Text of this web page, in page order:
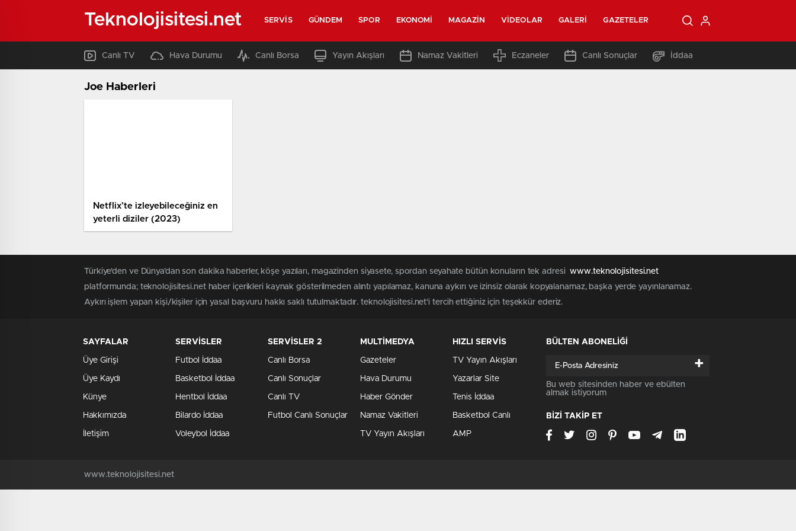
Teknolojisitesi.net SERVIS GÜNDEM SPOR EKONOMI MAGAZIN VIDEOLAR GALERI GAZETELER
Canlı TV Hava Durumu Canlı Borsa Yayın Akışları Namaz Vakitleri Eczaneler Canlı Sonuçlar İddaa
Joe Haberleri
Netflix’te izleyebileceğiniz en
yeterli diziler (2023)
Türkiye'den ve Dünya’dan son dakika haberler, köşe yazıları, magazinden siyasete, spordan seyahate bütün konuların tek adresiwww.teknolojisitesi.net
platformunda; teknolojisitesi.net haber içerikleri kaynak gösterilmeden alıntı yapılamaz, kanuna aykırı ve izinsiz olarak kopyalanamaz, başka yerde yayınlanamaz.
Aykırı işlem yapan kişi/kişiler için yasal başvuru hakkı saklı tutulmaktadır. teknolojisitesi.net'i tercih ettiğiniz için teşekkür ederiz.
SAYFALAR
Üye Girişi
Üye Kaydı
Künye
Hakkımızda
İletişim
SERVİSLER
Futbol İddaa
Basketbol İddaa
Hentbol İddaa
Bilardo İddaa
Voleybol İddaa
SERVİSLER 2
Canlı Borsa
Canlı Sonuçlar
Canlı TV
Futbol Canlı Sonuçlar
MULTİMEDYA
Gazeteler
Hava Durumu
Haber Gönder
Namaz Vakitleri
TV Yayın Akışları
HIZLI SERVİS
TV Yayın Akışları
Yazarlar Site
Tenis İddaa
Basketbol Canlı
AMP
BÜLTEN ABONELİĞİ
+
Bu web sitesinden haber ve ebülten
almak istiyorum
BİZİ TAKİP ET
www.teknolojisitesi.net